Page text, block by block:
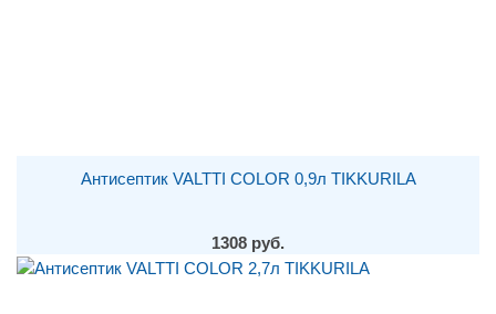
Антисептик VALTTI COLOR 0,9л TIKKURILA
1308 руб.